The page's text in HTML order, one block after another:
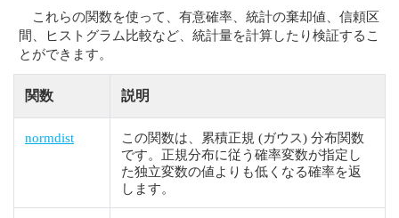
これらの関数を使って、有意確率、統計の棄却値、信頼区
間、ヒストグラム比較など、統計量を計算したり検証するこ
とができます。
関数 説明
normdist
この関数は、累積正規 (ガウス) 分布関数
です。正規分布に従う確率変数が指定し
た独立変数の値よりも低くなる確率を返
します。